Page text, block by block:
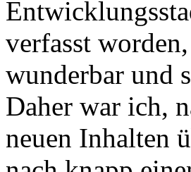
verfasst
wunderbar und
Daher war ich,
neuen Inhalten